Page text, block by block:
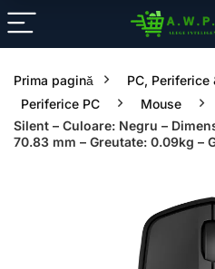
Prima pagină
PC, Periferice
Periferice PC
Mouse
Silent – Culoare: Negru –
70.83 mm – Greutate: 0.09kg –